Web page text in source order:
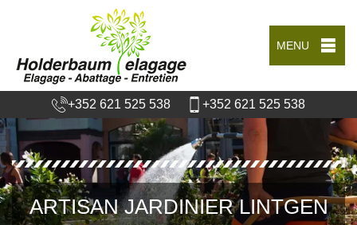
MENU
+352 621 525 538 +352 621 525 538
ARTISAN JARDINIER LINTGEN